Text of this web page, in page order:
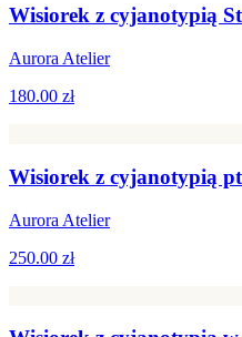
Wisiorek z cyjanotypią
Aurora Atelier
180.00 zł
Wisiorek z cyjanotypią
Aurora Atelier
250.00 zł